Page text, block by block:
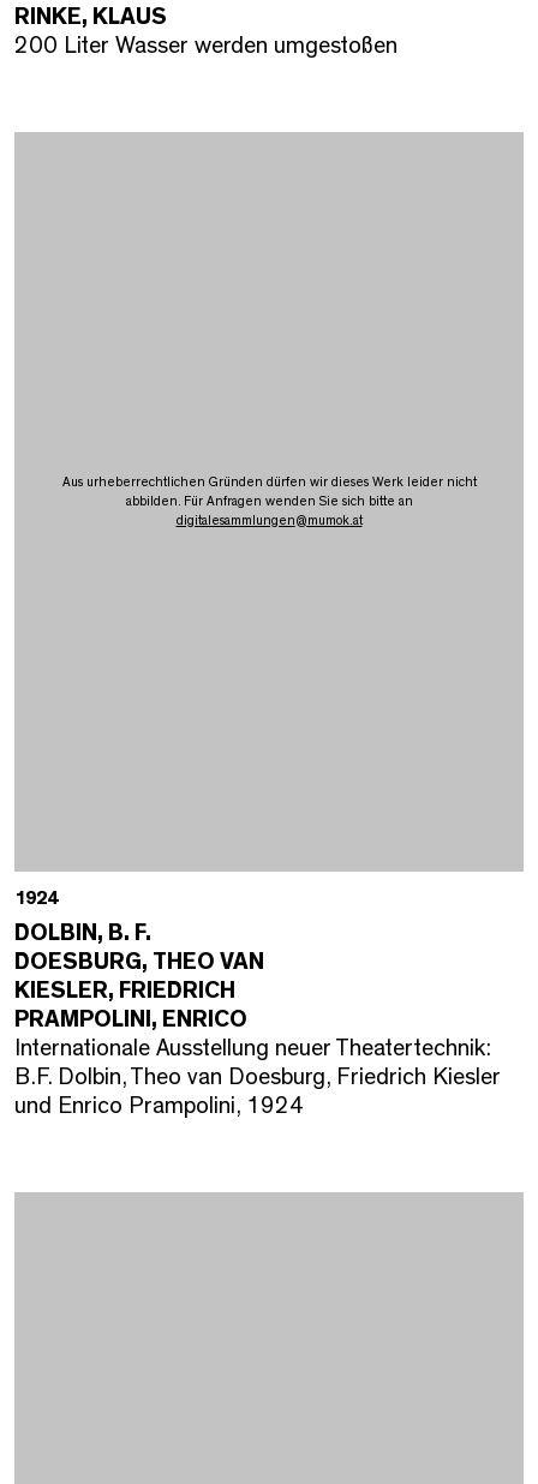
RINKE, KLAUS
200 Liter Wasser werden umgestoßen
Aus urheberrechtlichen Gründen dürfen wir dieses Werk leider nicht
abbilden. Für Anfragen wenden Sie sich bitte an
digitalesammlungen@mumok.at
1924
DOLBIN, B. F.
DOESBURG, THEO VAN
KIESLER, FRIEDRICH
PRAMPOLINI, ENRICO
Internationale Ausstellung neuer Theatertechnik:
B.F. Dolbin, Theo van Doesburg, Friedrich Kiesler
und Enrico Prampolini, 1924